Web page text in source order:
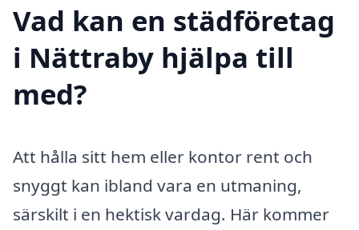
Vad kan en städföretag
i Nättraby hjälpa till
med?
Att hålla sitt hem eller kontor rent och
snyggt kan ibland vara en utmaning,
särskilt i en hektisk vardag. Här kommer